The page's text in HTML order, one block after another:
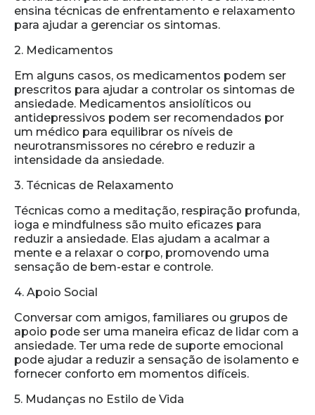
ensina técnicas de enfrentamento e relaxamento
para ajudar a gerenciar os sintomas.
2. Medicamentos
Em alguns casos, os medicamentos podem ser
prescritos para ajudar a controlar os sintomas de
ansiedade. Medicamentos ansiolíticos ou
antidepressivos podem ser recomendados por
um médico para equilibrar os níveis de
neurotransmissores no cérebro e reduzir a
intensidade da ansiedade.
3. Técnicas de Relaxamento
Técnicas como a meditação, respiração profunda,
ioga e mindfulness são muito eficazes para
reduzir a ansiedade. Elas ajudam a acalmar a
mente e a relaxar o corpo, promovendo uma
sensação de bem-estar e controle.
4. Apoio Social
Conversar com amigos, familiares ou grupos de
apoio pode ser uma maneira eficaz de lidar com a
ansiedade. Ter uma rede de suporte emocional
pode ajudar a reduzir a sensação de isolamento e
fornecer conforto em momentos difíceis.
5. Mudanças no Estilo de Vida